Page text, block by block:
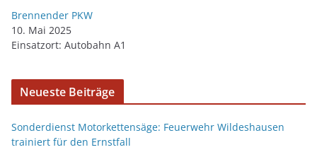
Brennender PKW
10. Mai 2025
Einsatzort: Autobahn A1
Neueste Beiträge
Sonderdienst Motorkettensäge: Feuerwehr Wildeshausen
trainiert für den Ernstfall